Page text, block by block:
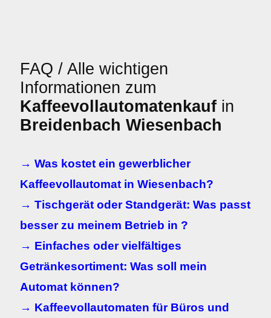
FAQ / Alle wichtigen
Informationen zum
Kaffeevollautomatenkauf in
Breidenbach Wiesenbach
→ Was kostet ein gewerblicher
Kaffeevollautomat in Wiesenbach?
→ Tischgerät oder Standgerät: Was passt
besser zu meinem Betrieb in ?
→ Einfaches oder vielfältiges
Getränkesortiment: Was soll mein
Automat können?
→ Kaffeevollautomaten für Büros und